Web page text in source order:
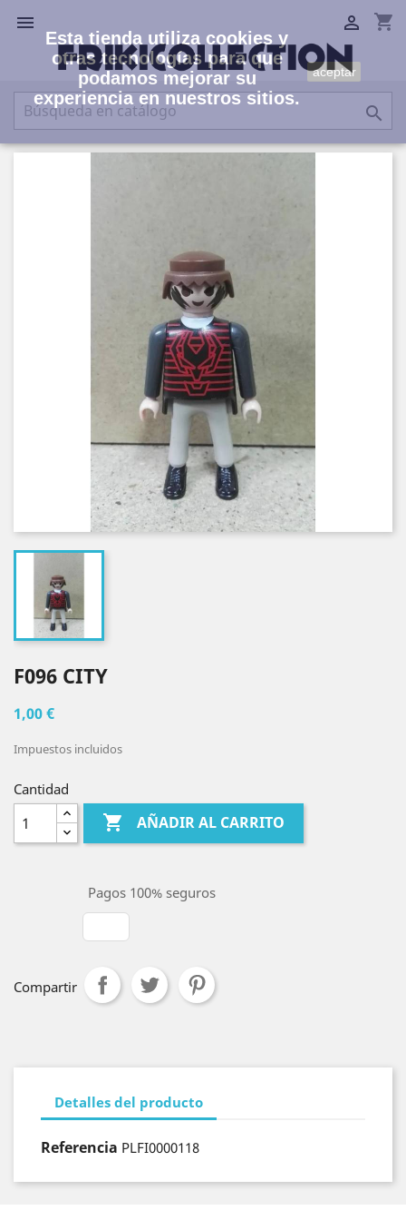
 shopping_cart


F096 CITY
1,00 €
Impuestos incluidos
Cantidad
 AÑADIR AL CARRITO
Pagos 100% seguros
Compartir
Detalles del producto
Referencia PLFI0000118
Esta tienda utiliza cookies y
otras tecnologías para que
podamos mejorar su
experiencia en nuestros sitios.
aceptar